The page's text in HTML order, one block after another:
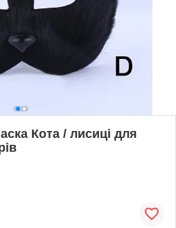
Кота / лисиці для